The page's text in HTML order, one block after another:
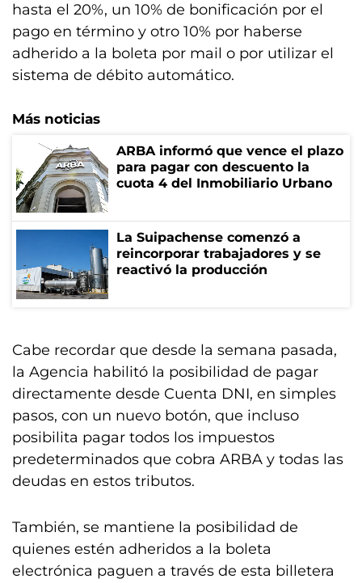
hasta el 20%, un 10% de bonificación por el
pago en término y otro 10% por haberse
adherido a la boleta por mail o por utilizar el
sistema de débito automático.
Más noticias
ARBA informó que vence el plazo
para pagar con descuento la
cuota 4 del Inmobiliario Urbano
La Suipachense comenzó a
reincorporar trabajadores y se
reactivó la producción
Cabe recordar que desde la semana pasada,
la Agencia habilitó la posibilidad de pagar
directamente desde Cuenta DNI, en simples
pasos, con un nuevo botón, que incluso
posibilita pagar todos los impuestos
predeterminados que cobra ARBA y todas las
deudas en estos tributos.
También, se mantiene la posibilidad de
quienes estén adheridos a la boleta
electrónica paguen a través de esta billetera